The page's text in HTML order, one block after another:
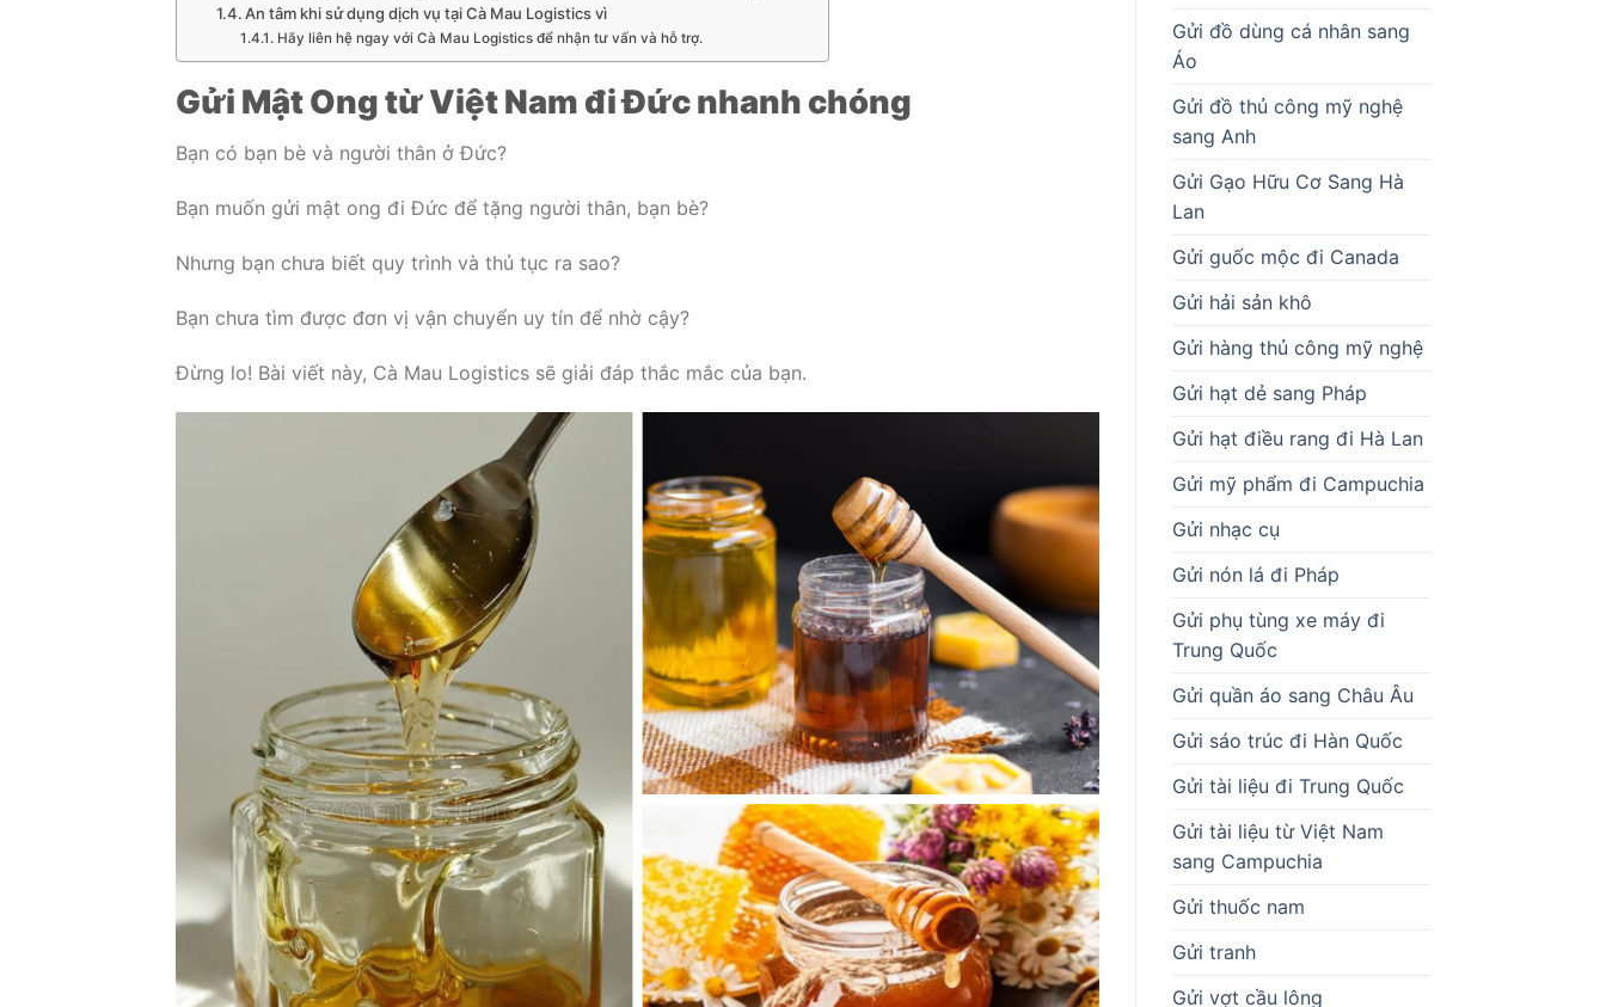
An tâm khi sử dụng dịch vụ tại Cà Mau Logistics vì
Hãy liên hệ ngay với Cà Mau Logistics để nhận tư vấn và hỗ trợ.
Gửi Mật Ong từ Việt Nam đi Đức nhanh chóng
Bạn có bạn bè và người thân ở Đức?
Bạn muốn gửi mật ong đi Đức để tặng người thân, bạn bè?
Nhưng bạn chưa biết quy trình và thủ tục ra sao?
Bạn chưa tìm được đơn vị vận chuyển uy tín để nhờ cậy?
Đừng lo! Bài viết này, Cà Mau Logistics sẽ giải đáp thắc mắc của bạn.
Gửi đồ dùng cá nhân sang
Áo
Gửi đồ thủ công mỹ nghệ
sang Anh
Gửi Gạo Hữu Cơ Sang Hà
Lan
Gửi guốc mộc đi Canada
Gửi hải sản khô
Gửi hàng thủ công mỹ nghệ
Gửi hạt dẻ sang Pháp
Gửi hạt điều rang đi Hà Lan
Gửi mỹ phẩm đi Campuchia
Gửi nhạc cụ
Gửi nón lá đi Pháp
Gửi phụ tùng xe máy đi
Trung Quốc
Gửi quần áo sang Châu Âu
Gửi sáo trúc đi Hàn Quốc
Gửi tài liệu đi Trung Quốc
Gửi tài liệu từ Việt Nam
sang Campuchia
Gửi thuốc nam
Gửi tranh
Gửi vợt cầu lông